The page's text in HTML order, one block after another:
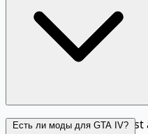
Базовая GTA IV + The
Есть ли моды для GTA IV?